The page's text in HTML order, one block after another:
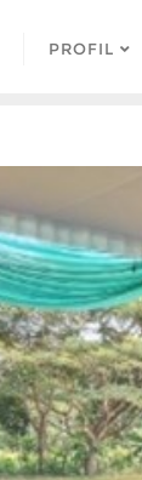
PROFIL